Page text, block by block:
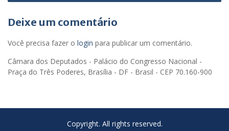
Deixe um comentário
Você precisa fazer o login para publicar um comentário.
Câmara dos Deputados - Palácio do Congresso Nacional -
Praça do Três Poderes, Brasília - DF - Brasil - CEP 70.160-900
Copyright. All rights reserved.